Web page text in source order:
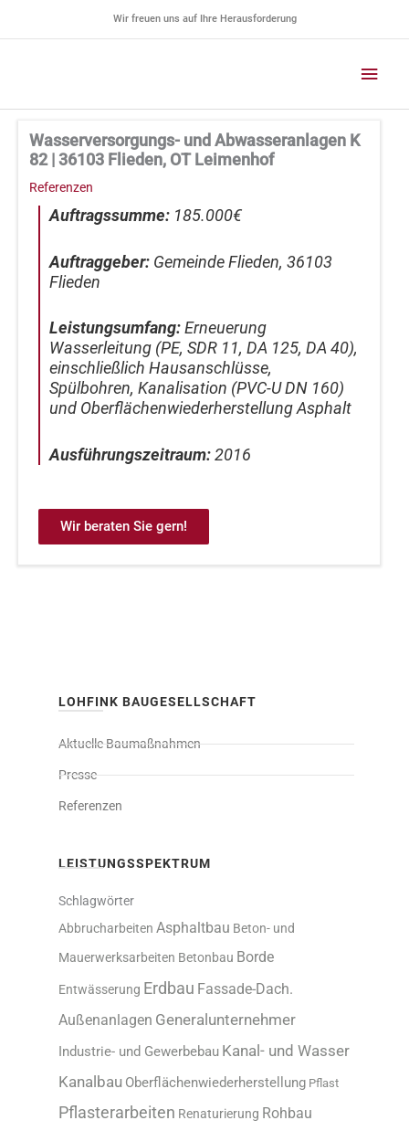
Wir freuen uns auf Ihre Herausforderung
Wasserversorgungs- und Abwasseranlagen K
82 | 36103 Flieden, OT Leimenhof
Referenzen
Auftragssumme: 185.000€
Auftraggeber: Gemeinde Flieden, 36103
Flieden
Leistungsumfang: Erneuerung
Wasserleitung (PE, SDR 11, DA 125, DA 40),
einschließlich Hausanschlüsse,
Spülbohren, Kanalisation (PVC-U DN 160)
und Oberflächenwiederherstellung Asphalt
Ausführungszeitraum: 2016
Wir beraten Sie gern!
LOHFINK BAUGESELLSCHAFT
Aktuelle Baumaßnahmen
Presse
Referenzen
LEISTUNGSSPEKTRUM
Schlagwörter
Abbrucharbeiten Asphaltbau Beton- und
Mauerwerksarbeiten Betonbau Borde
Entwässerung Erdbau Fassade-Dach.
Außenanlagen Generalunternehmer
Industrie- und Gewerbebau Kanal- und Wasser
Kanalbau Oberflächenwiederherstellung Pflast
Pflasterarbeiten Renaturierung Rohbau